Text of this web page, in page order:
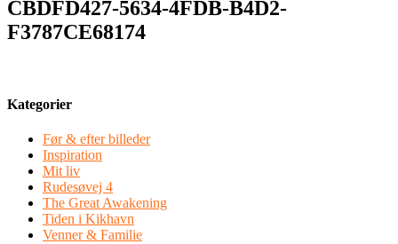
CBDFD427-5634-4FDB-B4D2-
F3787CE68174
Kategorier
Før & efter billeder
Inspiration
Mit liv
Rudesøvej 4
The Great Awakening
Tiden i Kikhavn
Venner & Familie